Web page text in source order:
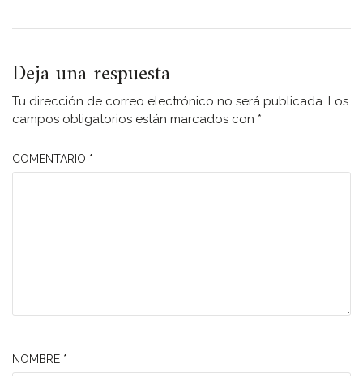
Deja una respuesta
Tu dirección de correo electrónico no será publicada. Los
campos obligatorios están marcados con *
COMENTARIO *
NOMBRE *